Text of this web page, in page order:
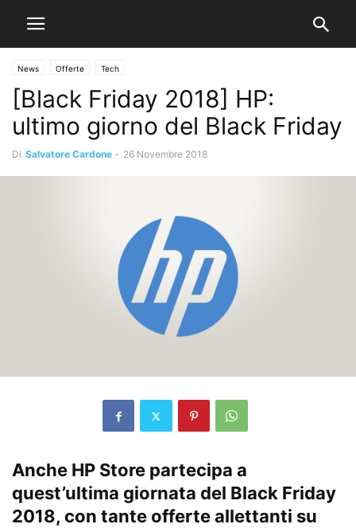
News Offerte Tech
[Black Friday 2018] HP:
ultimo giorno del Black Friday
Di Salvatore Cardone - 26 Novembre 2018
Anche HP Store partecipa a
quest’ultima giornata del Black Friday
2018, con tante offerte allettanti su